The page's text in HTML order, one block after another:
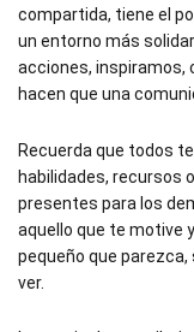
compartida, tiene el
un entorno más
acciones, inspiramos,
hacen que una
Recuerda que todos
habilidades, recursos
presentes para los
aquello que te motive
pequeño que
ver.